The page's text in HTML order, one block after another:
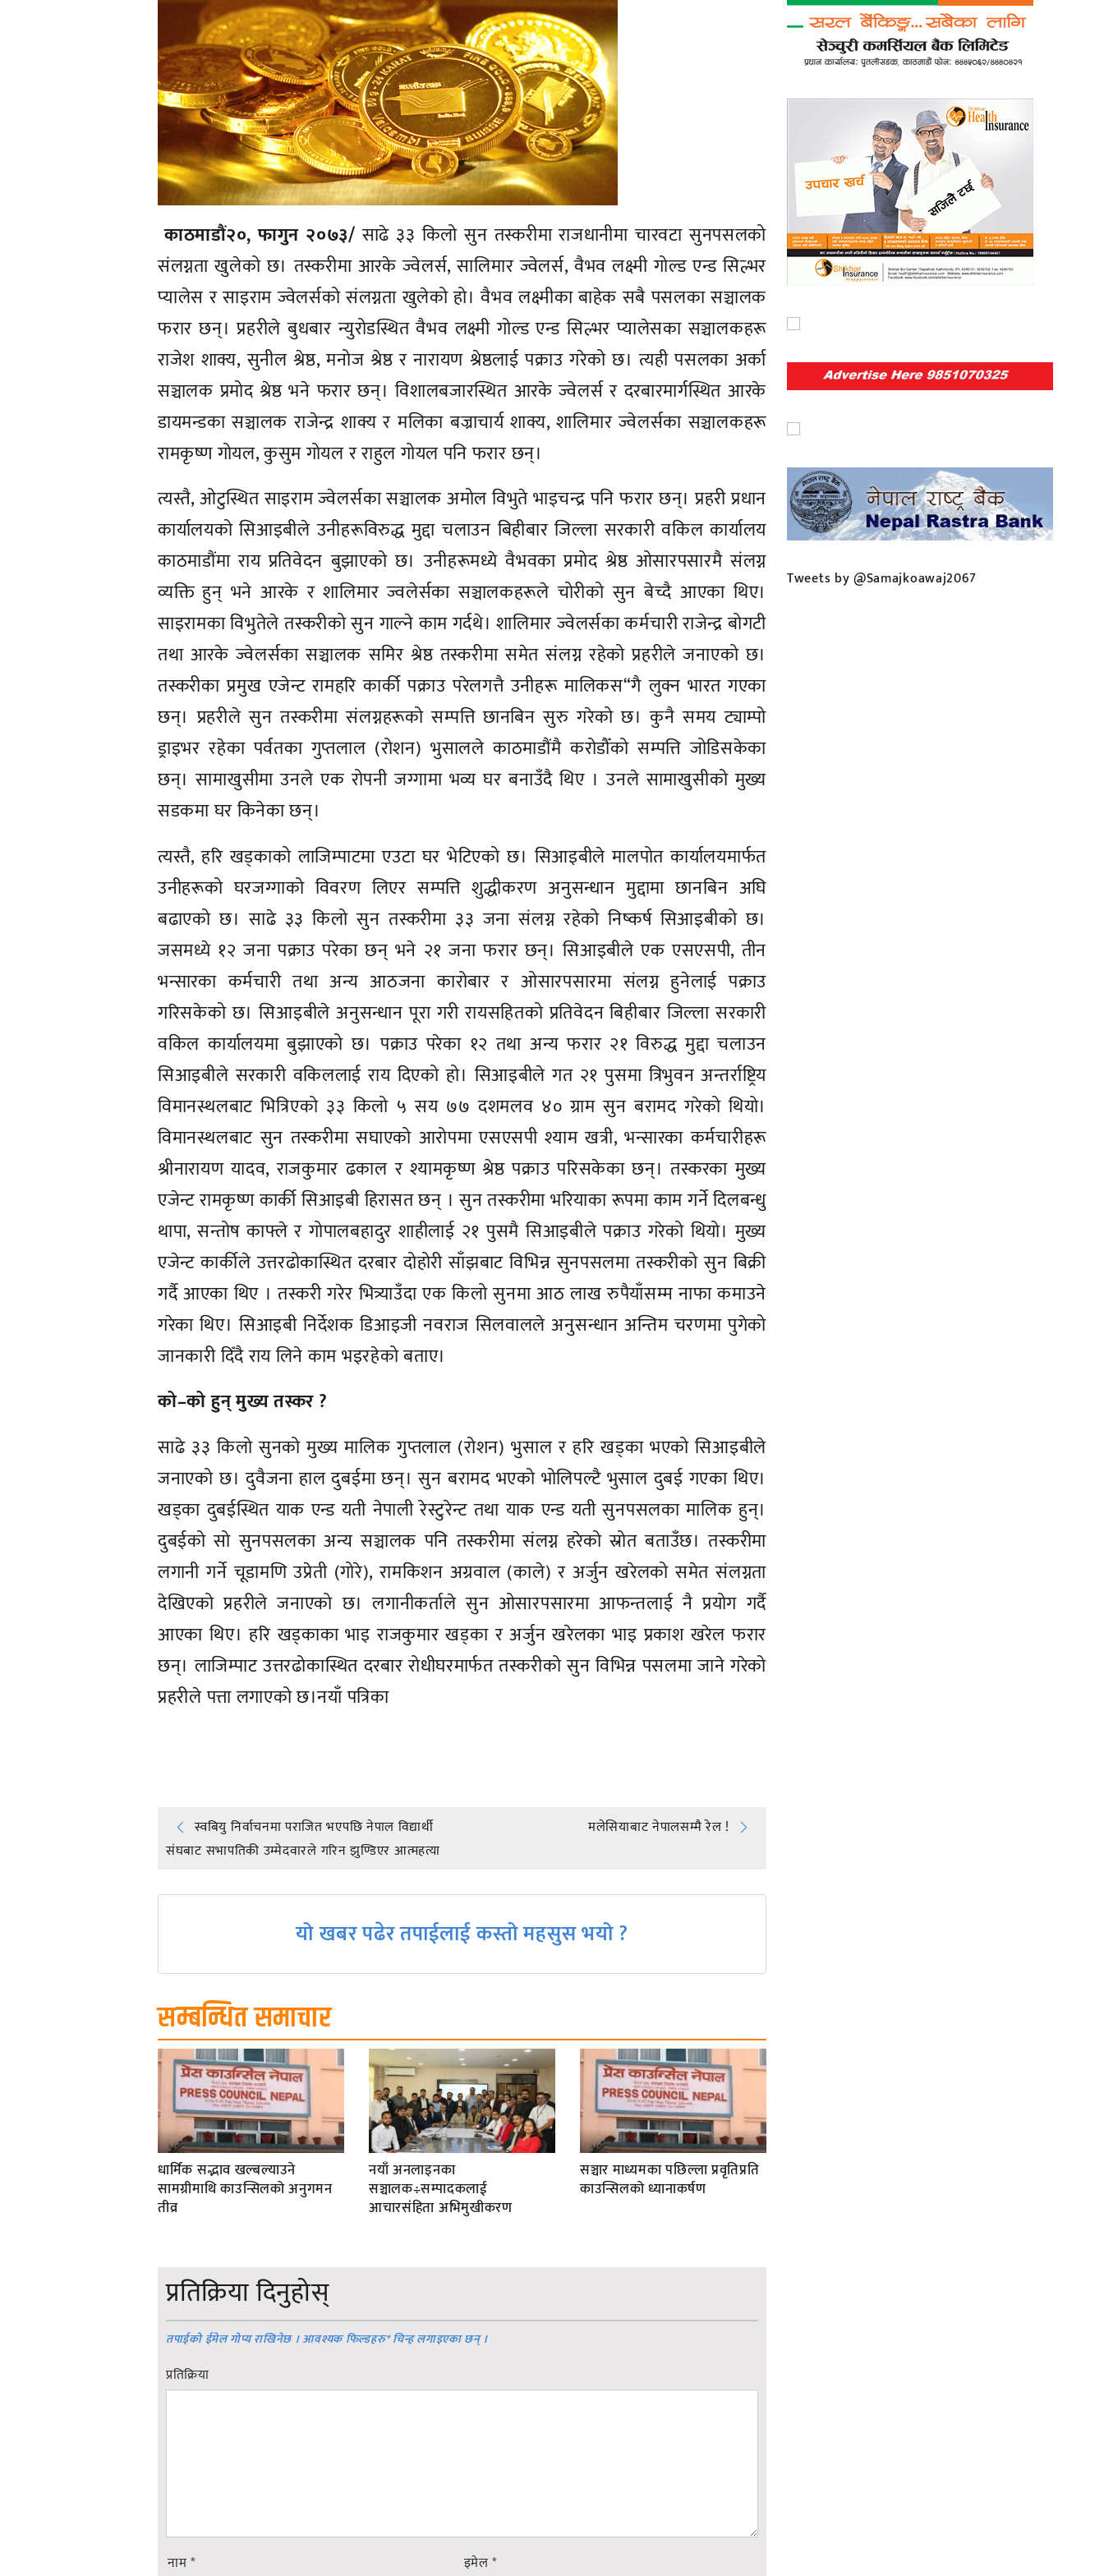
काठमाडौं२०, फागुन २०७३/ साढे ३३ किलो सुन तस्करीमा राजधानीमा चारवटा सुनपसलको
संलग्नता खुलेको छ। तस्करीमा आरके ज्वेलर्स, सालिमार ज्वेलर्स, वैभव लक्ष्मी गोल्ड एन्ड सिल्भर
प्यालेस र साइराम ज्वेलर्सको संलग्नता खुलेको हो। वैभव लक्ष्मीका बाहेक सबै पसलका सञ्चालक
फरार छन्। प्रहरीले बुधबार न्युरोडस्थित वैभव लक्ष्मी गोल्ड एन्ड सिल्भर प्यालेसका सञ्चालकहरू
राजेश शाक्य, सुनील श्रेष्ठ, मनोज श्रेष्ठ र नारायण श्रेष्ठलाई पक्राउ गरेको छ। त्यही पसलका अर्का
सञ्चालक प्रमोद श्रेष्ठ भने फरार छन्। विशालबजारस्थित आरके ज्वेलर्स र दरबारमार्गस्थित आरके
डायमन्डका सञ्चालक राजेन्द्र शाक्य र मलिका बज्राचार्य शाक्य, शालिमार ज्वेलर्सका सञ्चालकहरू
रामकृष्ण गोयल, कुसुम गोयल र राहुल गोयल पनि फरार छन्।
त्यस्तै, ओटुस्थित साइराम ज्वेलर्सका सञ्चालक अमोल विभुते भाइचन्द्र पनि फरार छन्। प्रहरी प्रधान
कार्यालयको सिआइबीले उनीहरूविरुद्ध मुद्दा चलाउन बिहीबार जिल्ला सरकारी वकिल कार्यालय
काठमाडौंमा राय प्रतिवेदन बुझाएको छ। उनीहरूमध्ये वैभवका प्रमोद श्रेष्ठ ओसारपसारमै संलग्न
व्यक्ति हुन् भने आरके र शालिमार ज्वलेर्सका सञ्चालकहरूले चोरीको सुन बेच्दै आएका थिए।
साइरामका विभुतेले तस्करीको सुन गाल्ने काम गर्दथे। शालिमार ज्वेलर्सका कर्मचारी राजेन्द्र बोगटी
तथा आरके ज्वेलर्सका सञ्चालक समिर श्रेष्ठ तस्करीमा समेत संलग्न रहेको प्रहरीले जनाएको छ।
तस्करीका प्रमुख एजेन्ट रामहरि कार्की पक्राउ परेलगत्तै उनीहरू मालिकस“गै लुक्न भारत गएका
छन्। प्रहरीले सुन तस्करीमा संलग्नहरूको सम्पत्ति छानबिन सुरु गरेको छ। कुनै समय ट्याम्पो
ड्राइभर रहेका पर्वतका गुप्तलाल (रोशन) भुसालले काठमाडौंमै करोडौँको सम्पत्ति जोडिसकेका
छन्। सामाखुसीमा उनले एक रोपनी जग्गामा भव्य घर बनाउँदै थिए । उनले सामाखुसीको मुख्य
सडकमा घर किनेका छन्।
त्यस्तै, हरि खड्काको लाजिम्पाटमा एउटा घर भेटिएको छ। सिआइबीले मालपोत कार्यालयमार्फत
उनीहरूको घरजग्गाको विवरण लिएर सम्पत्ति शुद्धीकरण अनुसन्धान मुद्दामा छानबिन अघि
बढाएको छ। साढे ३३ किलो सुन तस्करीमा ३३ जना संलग्न रहेको निष्कर्ष सिआइबीको छ।
जसमध्ये १२ जना पक्राउ परेका छन् भने २१ जना फरार छन्। सिआइबीले एक एसएसपी, तीन
भन्सारका कर्मचारी तथा अन्य आठजना कारोबार र ओसारपसारमा संलग्न हुनेलाई पक्राउ
गरिसकेको छ। सिआइबीले अनुसन्धान पूरा गरी रायसहितको प्रतिवेदन बिहीबार जिल्ला सरकारी
वकिल कार्यालयमा बुझाएको छ। पक्राउ परेका १२ तथा अन्य फरार २१ विरुद्ध मुद्दा चलाउन
सिआइबीले सरकारी वकिललाई राय दिएको हो। सिआइबीले गत २१ पुसमा त्रिभुवन अन्तर्राष्ट्रिय
विमानस्थलबाट भित्रिएको ३३ किलो ५ सय ७७ दशमलव ४० ग्राम सुन बरामद गरेको थियो।
विमानस्थलबाट सुन तस्करीमा सघाएको आरोपमा एसएसपी श्याम खत्री, भन्सारका कर्मचारीहरू
श्रीनारायण यादव, राजकुमार ढकाल र श्यामकृष्ण श्रेष्ठ पक्राउ परिसकेका छन्। तस्करका मुख्य
एजेन्ट रामकृष्ण कार्की सिआइबी हिरासत छन् । सुन तस्करीमा भरियाका रूपमा काम गर्ने दिलबन्धु
थापा, सन्तोष काफ्ले र गोपालबहादुर शाहीलाई २१ पुसमै सिआइबीले पक्राउ गरेको थियो। मुख्य
एजेन्ट कार्कीले उत्तरढोकास्थित दरबार दोहोरी साँझबाट विभिन्न सुनपसलमा तस्करीको सुन बिक्री
गर्दै आएका थिए । तस्करी गरेर भित्र्याउँदा एक किलो सुनमा आठ लाख रुपैयाँसम्म नाफा कमाउने
गरेका थिए। सिआइबी निर्देशक डिआइजी नवराज सिलवालले अनुसन्धान अन्तिम चरणमा पुगेको
जानकारी दिँदै राय लिने काम भइरहेको बताए।
को–को हुन् मुख्य तस्कर ?
साढे ३३ किलो सुनको मुख्य मालिक गुप्तलाल (रोशन) भुसाल र हरि खड्का भएको सिआइबीले
जनाएको छ। दुवैजना हाल दुबईमा छन्। सुन बरामद भएको भोलिपल्टै भुसाल दुबई गएका थिए।
खड्का दुबईस्थित याक एन्ड यती नेपाली रेस्टुरेन्ट तथा याक एन्ड यती सुनपसलका मालिक हुन्।
दुबईको सो सुनपसलका अन्य सञ्चालक पनि तस्करीमा संलग्न हरेको स्रोत बताउँछ। तस्करीमा
लगानी गर्ने चूडामणि उप्रेती (गोरे), रामकिशन अग्रवाल (काले) र अर्जुन खरेलको समेत संलग्नता
देखिएको प्रहरीले जनाएको छ। लगानीकर्ताले सुन ओसारपसारमा आफन्तलाई नै प्रयोग गर्दै
आएका थिए। हरि खड्काका भाइ राजकुमार खड्का र अर्जुन खरेलका भाइ प्रकाश खरेल फरार
छन्। लाजिम्पाट उत्तरढोकास्थित दरबार रोधीघरमार्फत तस्करीको सुन विभिन्न पसलमा जाने गरेको
प्रहरीले पत्ता लगाएको छ।नयाँ पत्रिका
Post
navigation
स्वबियु निर्वाचनमा पराजित भएपछि नेपाल विद्यार्थी
संघबाट सभापतिकी उम्मेदवारले गरिन झुण्डिएर आत्महत्या
मलेसियाबाट नेपालसम्मै रेल !
यो खबर पढेर तपाईलाई कस्तो महसुस भयो ?
सम्बन्धित समाचार
धार्मिक सद्भाव खल्बल्याउने
सामग्रीमाथि काउन्सिलको अनुगमन
तीव्र
नयाँ अनलाइनका
सञ्चालक÷सम्पादकलाई
आचारसंहिता अभिमुखीकरण
सञ्चार माध्यमका पछिल्ला प्रवृतिप्रति
काउन्सिलको ध्यानाकर्षण
प्रतिक्रिया दिनुहोस्
तपाईको ईमेल गोप्य राखिनेछ । आवश्यक फिल्डहरु*चिन्ह लगाइएका छन् ।
प्रतिक्रिया
नाम* इमेल*
Tweets by @Samajkoawaj2067